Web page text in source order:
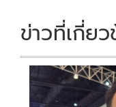
k k
ข่าวที่เกี่ย